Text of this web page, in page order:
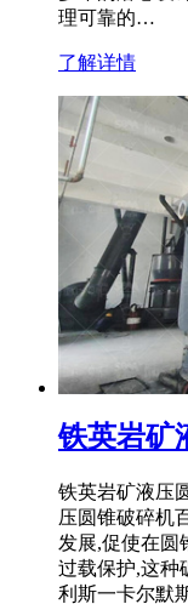
理可靠的…
了解详情
铁英岩矿
铁英岩矿液压
压圆锥破碎机
发展,促使在圆
过载保护,这种
利斯一卡尔默